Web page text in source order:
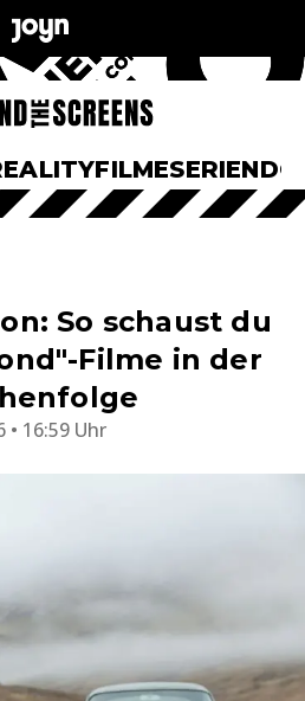
FILMESERIEN
So schaust du
Filme in der
• 16:59 Uhr